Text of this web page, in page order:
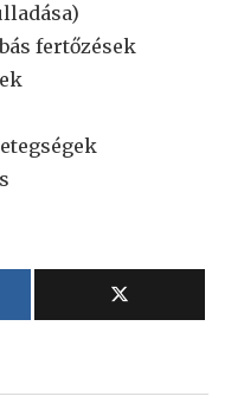
fertőzések